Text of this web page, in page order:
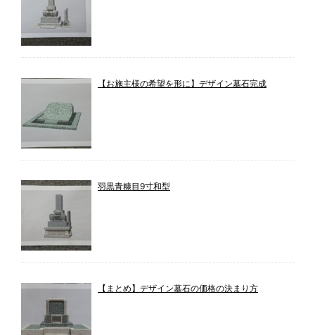
【お施主様の希望を形に】デザイン墓石完成
羽黒青糠目9寸和型
【まとめ】デザイン墓石の価格の決まり方